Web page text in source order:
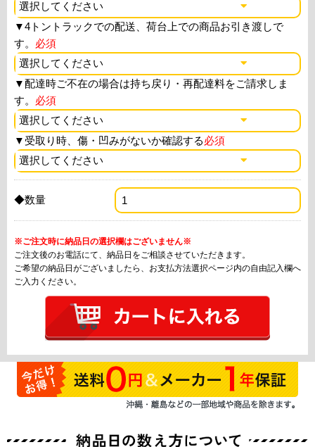
▼4トントラックでの配送、荷台上での商品お引き渡しで
す。 必須
▼配達時ご不在の場合は持ち戻り・再配達料をご請求しま
す。 必須
▼ 受取り時、傷・凹みがないか確認する必須
◆数量
※ご注文時に納品日の選択欄はございません※
ご注文後のお電話にて、納品日をご相談させていただきます。
ご希望の納品日がございましたら、お支払方法選択ページ内の自由記入欄へ
ご入力ください。